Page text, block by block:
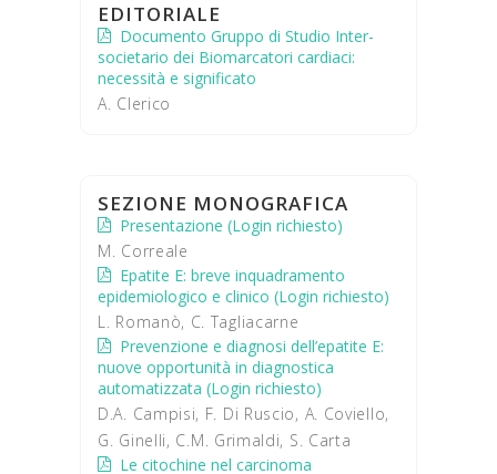
EDITORIALE
Documento Gruppo di Studio Inter-
societario dei Biomarcatori cardiaci:
necessità e significato
A. Clerico
SEZIONE MONOGRAFICA
Presentazione (Login richiesto)
M. Correale
Epatite E: breve inquadramento
epidemiologico e clinico (Login richiesto)
L. Romanò, C. Tagliacarne
Prevenzione e diagnosi dell’epatite E:
nuove opportunità in diagnostica
automatizzata (Login richiesto)
D.A. Campisi, F. Di Ruscio, A. Coviello,
G. Ginelli, C.M. Grimaldi, S. Carta
Le citochine nel carcinoma